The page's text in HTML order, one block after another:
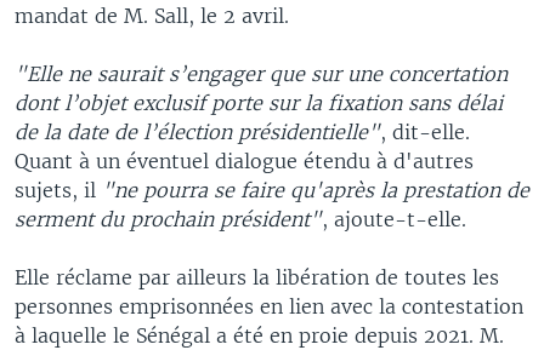
mandat de M. Sall, le 2 avril.
"Elle ne saurait s’engager que sur une concertation
dont l’objet exclusif porte sur la fixation sans délai
de la date de l’élection présidentielle", dit-elle.
Quant à un éventuel dialogue étendu à d'autres
sujets, il "ne pourra se faire qu'après la prestation de
serment du prochain président", ajoute-t-elle.
Elle réclame par ailleurs la libération de toutes les
personnes emprisonnées en lien avec la contestation
à laquelle le Sénégal a été en proie depuis 2021. M.